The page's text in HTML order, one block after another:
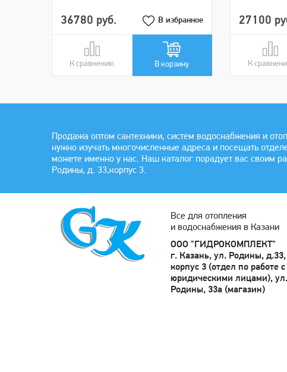
36780 руб. В избранное
К сравнению
В сравнении В корзину
27100
К
В
Продажа оптом сантехники, систем водоснабжения и
нужно изучать многочисленные адреса и посещать
можете именно у нас. Наш каталог порадует вас своим
Родины, д. 33,корпус 3.
Все для отопления
и водоснабжения в Казани
ООО "ГИДРОКОМПЛЕКТ"
г. Казань, ул. Родины, д.33,
корпус 3 (отдел по работе с
юридическими лицами), ул.
Родины, 33а (магазин)